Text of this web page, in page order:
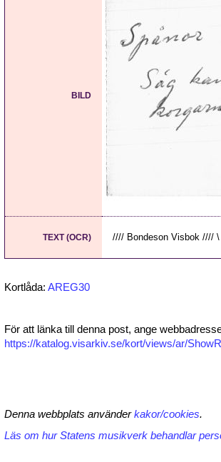
BILD
TEXT (OCR) //// Bondeson Visbok ////
Kortlåda: AREG30
För att länka till denna post, ange
https://katalog.visarkiv.se/kort/views/ar/
Denna webbplats använderkakor/cookies.
Läs om hur Statens musikverk behandlar